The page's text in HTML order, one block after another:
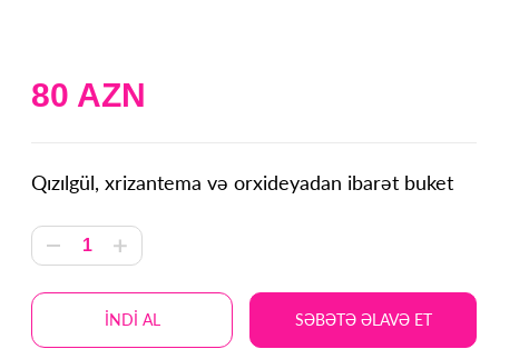
80 AZN
Qızılgül, xrizantema və orxideyadan ibarət buket
İNDİ AL SƏBƏTƏ ƏLAVƏ ET